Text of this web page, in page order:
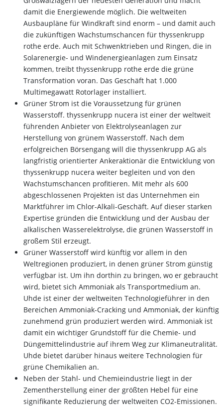
damit die Energiewende möglich. Die weltweiten
Ausbaupläne für Windkraft sind enorm – und damit auch
die zukünftigen Wachstumschancen für thyssenkrupp
rothe erde. Auch mit Schwenktrieben und Ringen, die in
Solarenergie- und Windenergieanlagen zum Einsatz
kommen, treibt thyssenkrupp rothe erde die grüne
Transformation voran. Das Geschäft hat 1.000
Multimegawatt Rotorlager installiert.
Grüner Strom ist die Voraussetzung für grünen
Wasserstoff. thyssenkrupp nucera ist einer der weltweit
führenden Anbieter von Elektrolyseanlagen zur
Herstellung von grünem Wasserstoff. Nach dem
erfolgreichen Börsengang will die thyssenkrupp AG als
langfristig orientierter Ankeraktionär die Entwicklung von
thyssenkrupp nucera weiter begleiten und von den
Wachstumschancen profitieren. Mit mehr als 600
abgeschlossenen Projekten ist das Unternehmen ein
Marktführer im Chlor-Alkali-Geschäft. Auf dieser starken
Expertise gründen die Entwicklung und der Ausbau der
alkalischen Wasserelektrolyse, die grünen Wasserstoff in
großem Stil erzeugt.
Grüner Wasserstoff wird künftig vor allem in den
Weltregionen produziert, in denen grüner Strom günstig
verfügbar ist. Um ihn dorthin zu bringen, wo er gebraucht
wird, bietet sich Ammoniak als Transportmedium an.
Uhde ist einer der weltweiten Technologieführer in den
Bereichen Ammoniak-Cracking und Ammoniak, der künftig
zunehmend grün produziert werden wird. Ammoniak ist
damit ein wichtiger Grundstoff für die Chemie- und
Düngemittelindustrie auf ihrem Weg zur Klimaneutralität.
Uhde bietet darüber hinaus weitere Technologien für
grüne Chemikalien an.
Neben der Stahl- und Chemieindustrie liegt in der
Zementherstellung einer der größten Hebel für eine
signifikante Reduzierung der weltweiten CO2-Emissionen.